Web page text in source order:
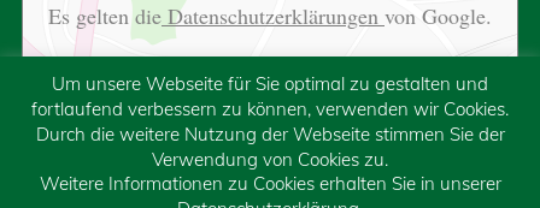
Es gelten die Datenschutzerklärungen von Google.
Um unsere Webseite für Sie optimal zu gestalten und
fortlaufend verbessern zu können, verwenden wir Cookies.
Durch die weitere Nutzung der Webseite stimmen Sie der
Verwendung von Cookies zu.
Weitere Informationen zu Cookies erhalten Sie in unserer